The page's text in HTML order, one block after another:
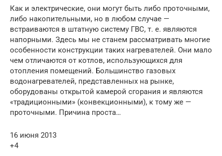
Как и электрические, они могут быть либо проточными,
либо накопительными, но в любом случае —
встраиваются в штат­ную систему ГВС, т. е. являются
напорными. Здесь мы не станем рассматривать многие
особенности конструкции таких нагревателей. Они мало
чем отличаются от котлов, использующихся для
отопления помещений. Большинство газовых
водонагревателей, представленных на рынке,
оборудованы открытой камерой сгорания и являются
«традиционными» (конвекционными), к тому же —
проточными. Причина про­ста…
16 июня 2013
+4